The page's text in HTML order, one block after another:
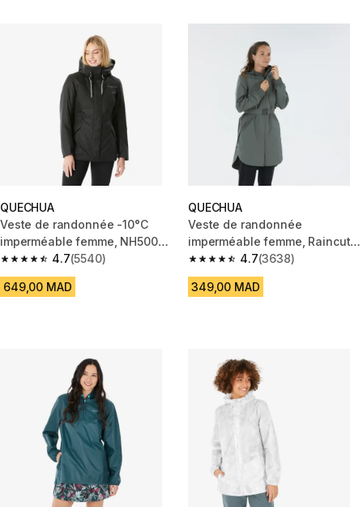
QUECHUA
Veste de randonnée -10°C
imperméable femme, NH500
noir
4.7
4.7 out of 5 stars from 5540 reviews
(5540)
649,00 MAD
QUECHUA
Veste de randonnée
imperméable femme, Raincut
Longue kaki
4.7
4.7 out of 5 stars from 3638
(3638)
349,00 MAD